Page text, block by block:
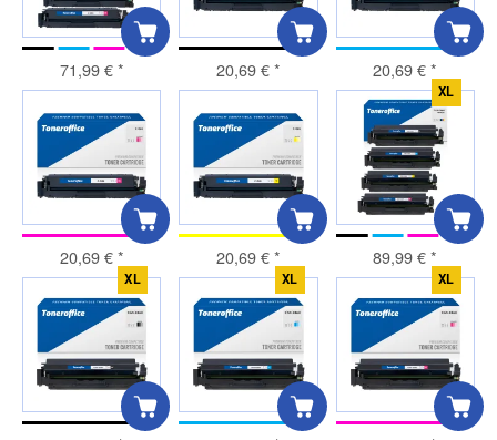
71,99 €* 20,69 €* 20,69 €*
20,69 €* 20,69 €*
XL
89,99 €*
XL XL XL